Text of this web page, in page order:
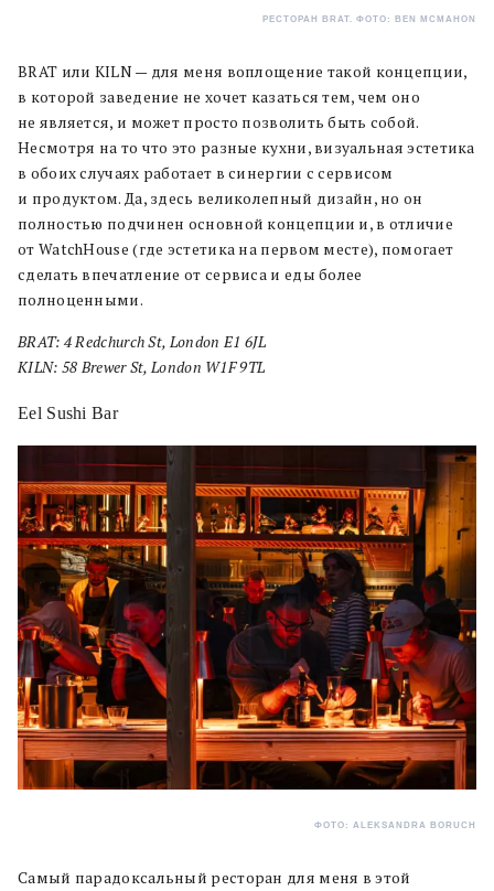
РЕСТОРАН BRAT. ФОТО: BEN MCMAHON
BRAT или KILN — для меня воплощение такой концепции,
в которой заведение не хочет казаться тем, чем оно
не является, и может просто позволить быть собой.
Несмотря на то что это разные кухни, визуальная эстетика
в обоих случаях работает в синергии с сервисом
и продуктом. Да, здесь великолепный дизайн, но он
полностью подчинен основной концепции и, в отличие
от WatchHouse (где эстетика на первом месте), помогает
сделать впечатление от сервиса и еды более
полноценными.
BRAT: 4 Redchurch St, London E1 6JL
KILN: 58 Brewer St, London W1F 9TL
Eel Sushi Bar
ФОТО: ALEKSANDRA BORUCH
Самый парадоксальный ресторан для меня в этой